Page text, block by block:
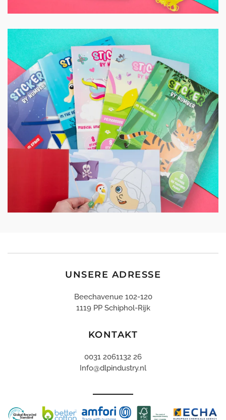
UNSERE ADRESSE
Beechavenue 102-120
1119 PP Schiphol-Rijk
KONTAKT
0031 2061132 26
Info@dlpindustry.nl